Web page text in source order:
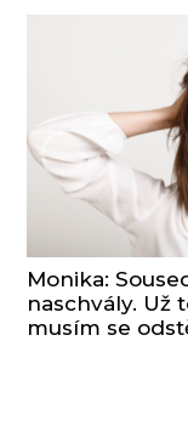
Monika:
naschvály. Už
musím se